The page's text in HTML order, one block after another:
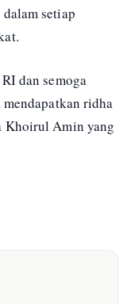
setiap
dan semoga
ridha
Khoirul Amin yang